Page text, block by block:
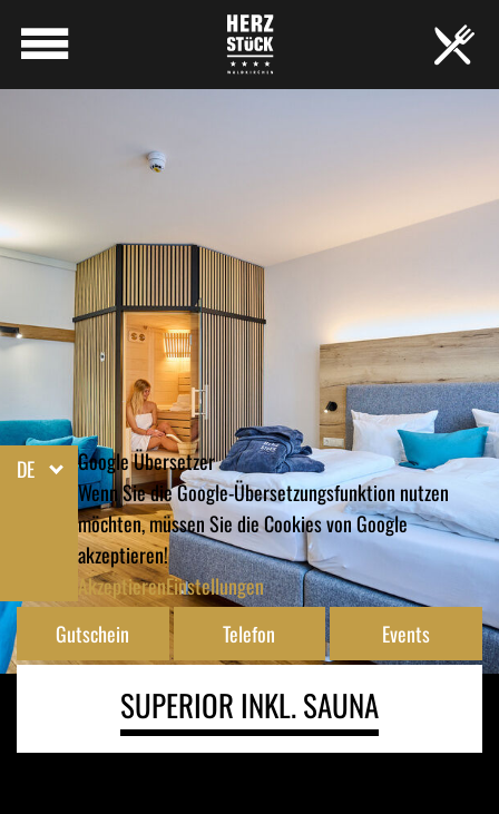
DE
Google Übersetzer
Wenn Sie die Google-Übersetzungsfunktion nutzen
möchten, müssen Sie die Cookies von Google
akzeptieren!
AkzeptierenEinstellungen
Gutschein
Telefon Events
SUPERIOR INKL. SAUNA